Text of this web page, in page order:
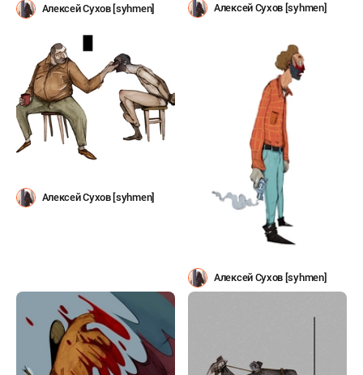
Алексей Сухов [syhmen] Алексей Сухов [syhmen]
Алексей Сухов [syhmen]
Алексей Сухов [syhmen]